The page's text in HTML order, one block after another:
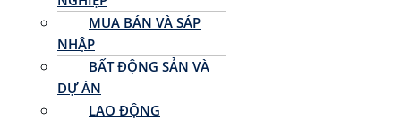
MUA BÁN VÀ SÁP
NHẬP
BẤT ĐỘNG SẢN VÀ
DỰ ÁN
LAO ĐỘNG